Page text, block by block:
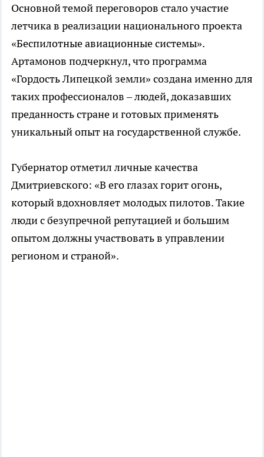
Основной темой переговоров стало участие
летчика в реализации национального проекта
«Беспилотные авиационные системы».
Артамонов подчеркнул, что программа
«Гордость Липецкой земли» создана именно для
таких профессионалов – людей, доказавших
преданность стране и готовых применять
уникальный опыт на государственной службе.
Губернатор отметил личные качества
Дмитриевского: «В его глазах горит огонь,
который вдохновляет молодых пилотов. Такие
люди с безупречной репутацией и большим
опытом должны участвовать в управлении
регионом и страной».